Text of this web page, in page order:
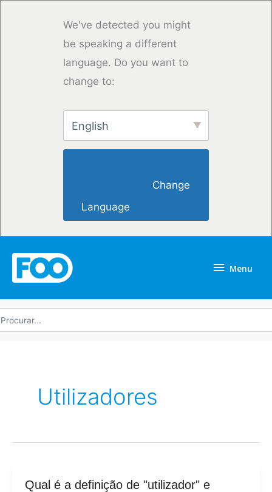
We've detected you might
be speaking a different
language. Do you want to
change to:
English
Language
Menu
Utilizadores
Qual é a definição de "utilizador" e
Qual